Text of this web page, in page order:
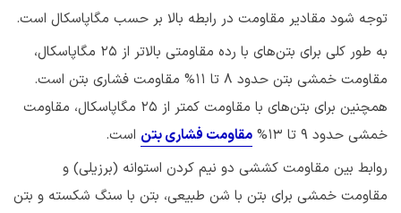
توجه شود مقادیر مقاومت در رابطه بالا بر حسب مگاپاسکال است.
به طور کلی برای بتن‌های با رده مقاومتی بالاتر از 25 مگاپاسکال،
مقاومت خمشی بتن حدود 8 تا 11% مقاومت فشاری بتن است.
همچنین برای بتن‌های با مقاومت کمتر از 25 مگاپاسکال، مقاومت
خمشی حدود 9 تا 13%
مقاومت فشاری بتن است.
روابط بین مقاومت کششی دو نیم کردن استوانه (برزیلی) و
مقاومت خمشی برای بتن با شن طبیعی، بتن با سنگ شکسته و بتن